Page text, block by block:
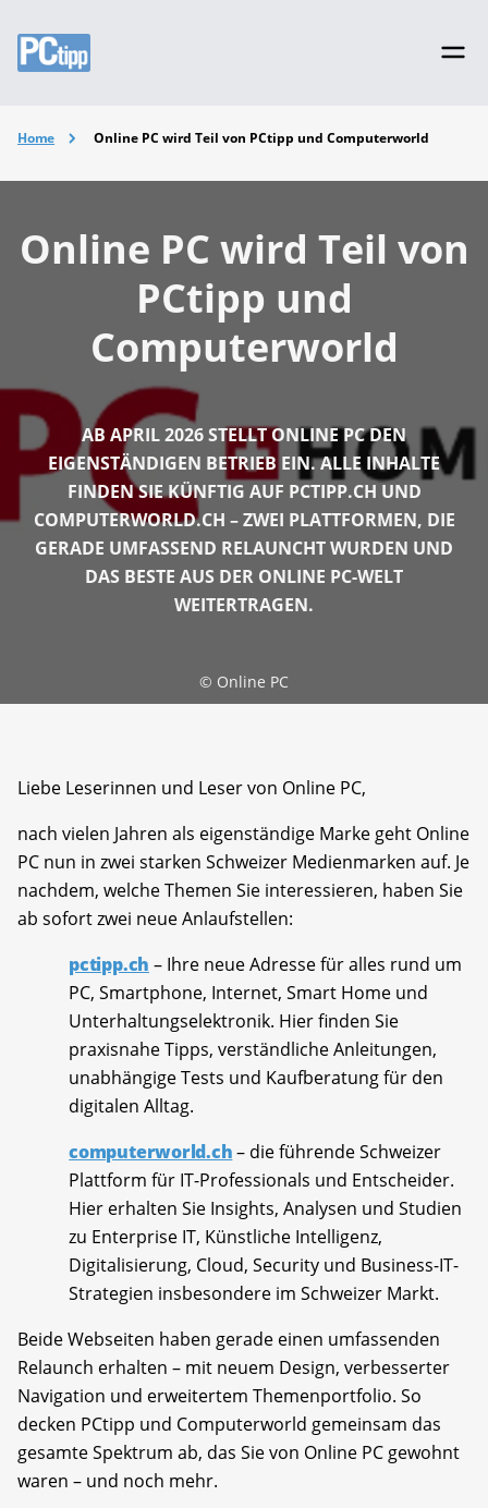
Home Online PC wird Teil von PCtipp und Computerworld
Online PC wird Teil von
PCtipp und
Computerworld
AB APRIL 2026 STELLT ONLINE PC DEN
EIGENSTÄNDIGEN BETRIEB EIN. ALLE INHALTE
FINDEN SIE KÜNFTIG AUF PCTIPP.CH UND
COMPUTERWORLD.CH – ZWEI PLATTFORMEN, DIE
GERADE UMFASSEND RELAUNCHT WURDEN UND
DAS BESTE AUS DER ONLINE PC-WELT
WEITERTRAGEN.
© Online PC
Liebe Leserinnen und Leser von Online PC,
nach vielen Jahren als eigenständige Marke geht Online
PC nun in zwei starken Schweizer Medienmarken auf. Je
nachdem, welche Themen Sie interessieren, haben Sie
ab sofort zwei neue Anlaufstellen:
pctipp.ch – Ihre neue Adresse für alles rund um
PC, Smartphone, Internet, Smart Home und
Unterhaltungselektronik. Hier finden Sie
praxisnahe Tipps, verständliche Anleitungen,
unabhängige Tests und Kaufberatung für den
digitalen Alltag.
computerworld.ch– die führende Schweizer
Plattform für IT-Professionals und Entscheider.
Hier erhalten Sie Insights, Analysen und Studien
zu Enterprise IT, Künstliche Intelligenz,
Digitalisierung, Cloud, Security und Business-IT-
Strategien insbesondere im Schweizer Markt.
Beide Webseiten haben gerade einen umfassenden
Relaunch erhalten – mit neuem Design, verbesserter
Navigation und erweitertem Themenportfolio. So
decken PCtipp und Computerworld gemeinsam das
gesamte Spektrum ab, das Sie von Online PC gewohnt
waren – und noch mehr.